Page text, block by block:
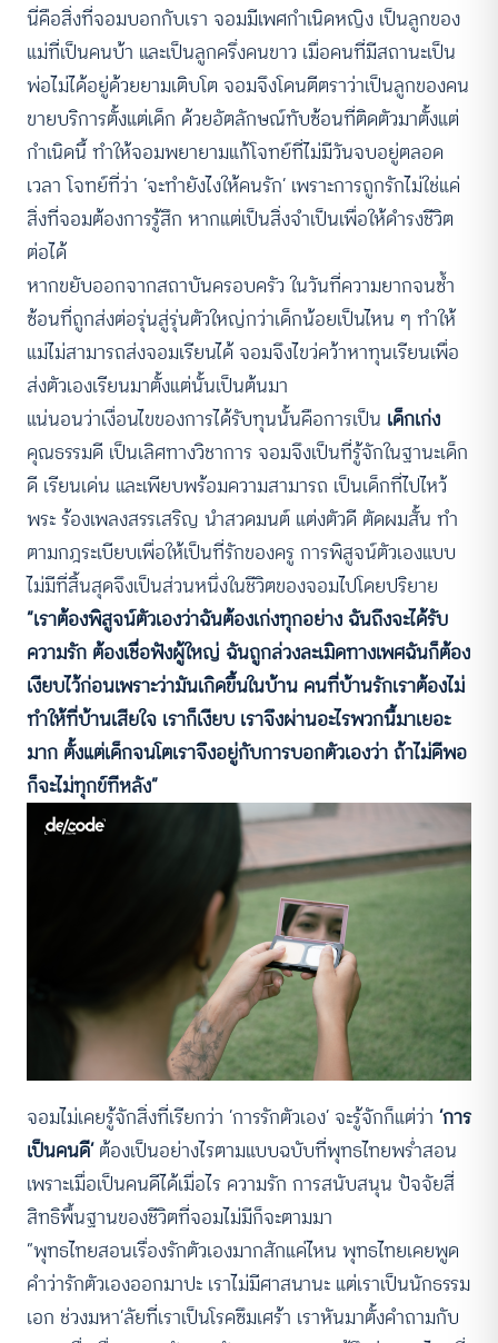
นี่คือสิ่งที่จอมบอกกับเรา จอมมีเพศกำเนิดหญิง เป็นลูกของ
แม่ที่เป็นคนบ้า และเป็นลูกครึ่งคนขาว เมื่อคนที่มีสถานะเป็น
พ่อไม่ได้อยู่ด้วยยามเติบโต จอมจึงโดนตีตราว่าเป็นลูกของคน
ขายบริการตั้งแต่เด็ก ด้วยอัตลักษณ์ทับซ้อนที่ติดตัวมาตั้งแต่
กำเนิดนี้ ทำให้จอมพยายามแก้โจทย์ที่ไม่มีวันจบอยู่ตลอด
เวลา โจทย์ที่ว่า ‘จะทำยังไงให้คนรัก’ เพราะการถูกรักไม่ใช่แค่
สิ่งที่จอมต้องการรู้สึก หากแต่เป็นสิ่งจำเป็นเพื่อให้ดำรงชีวิต
ต่อได้
หากขยับออกจากสถาบันครอบครัว ในวันที่ความยากจนซ้ำ
ซ้อนที่ถูกส่งต่อรุ่นสู่รุ่นตัวใหญ่กว่าเด็กน้อยเป็นไหน ๆ ทำให้
แม่ไม่สามารถส่งจอมเรียนได้ จอมจึงไขว่คว้าหาทุนเรียนเพื่อ
ส่งตัวเองเรียนมาตั้งแต่นั้นเป็นต้นมา
แน่นอนว่าเงื่อนไขของการได้รับทุนนั้นคือการเป็น เด็กเก่ง
คุณธรรมดี เป็นเลิศทางวิชาการ จอมจึงเป็นที่รู้จักในฐานะเด็ก
ดี เรียนเด่น และเพียบพร้อมความสามารถ เป็นเด็กที่ไปไหว้
พระ ร้องเพลงสรรเสริญ นำสวดมนต์ แต่งตัวดี ตัดผมสั้น ทำ
ตามกฎระเบียบเพื่อให้เป็นที่รักของครู การพิสูจน์ตัวเองแบบ
ไม่มีที่สิ้นสุดจึงเป็นส่วนหนึ่งในชีวิตของจอมไปโดยปริยาย
“เราต้องพิสูจน์ตัวเองว่าฉันต้องเก่งทุกอย่าง ฉันถึงจะได้รับ
ความรัก ต้องเชื่อฟังผู้ใหญ่ ฉันถูกล่วงละเมิดทางเพศฉันก็ต้อง
เงียบไว้ก่อนเพราะว่ามันเกิดขึ้นในบ้าน คนที่บ้านรักเราต้องไม่
ทำให้ที่บ้านเสียใจ เราก็เงียบ เราจึงผ่านอะไรพวกนี้มาเยอะ
มาก ตั้งแต่เด็กจนโตเราจึงอยู่กับการบอกตัวเองว่า ถ้าไม่ดีพอ
ก็จะไม่ทุกข์ทีหลัง”
จอมไม่เคยรู้จักสิ่งที่เรียกว่า ‘การรักตัวเอง’ จะรู้จักก็แต่ว่า ‘การ
เป็นคนดี’ต้องเป็นอย่างไรตามแบบฉบับที่พุทธไทยพร่ำสอน
เพราะเมื่อเป็นคนดีได้เมื่อไร ความรัก การสนับสนุน ปัจจัยสี่
สิทธิพื้นฐานของชีวิตที่จอมไม่มีก็จะตามมา
“พุทธไทยสอนเรื่องรักตัวเองมากสักแค่ไหน พุทธไทยเคยพูด
คำว่ารักตัวเองออกมาปะ เราไม่มีศาสนานะ แต่เราเป็นนักธรรม
เอก ช่วงมหา’ลัยที่เราเป็นโรคซึมเศร้า เราหันมาตั้งคำถามกับ